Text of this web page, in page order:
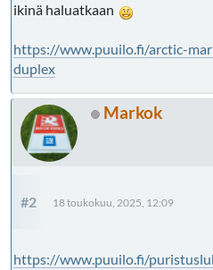
ikinä haluatkaan
https://www.puuilo.fi/arctic-
duplex
Markok
#2 18 toukokuu, 2025, 12:09
https://www.puuilo.fi/